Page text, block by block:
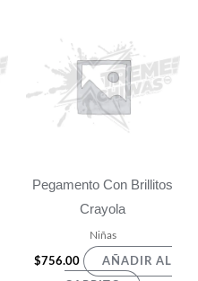
Pegamento Con Brillitos
Crayola
Niñas
$756.00 AÑADIR AL